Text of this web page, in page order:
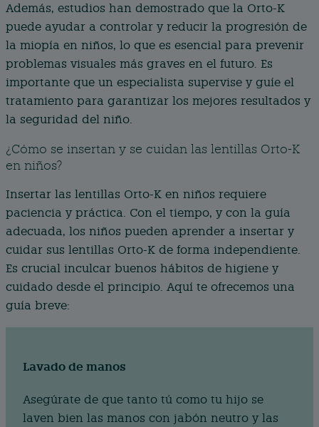
Además, estudios han demostrado que la Orto-K
puede ayudar a controlar y reducir la progresión de
la miopía en niños, lo que es esencial para prevenir
problemas visuales más graves en el futuro. Es
importante que un especialista supervise y guíe el
tratamiento para garantizar los mejores resultados y
la seguridad del niño.
¿Cómo se insertan y se cuidan las lentillas Orto-K
en niños?
Insertar las lentillas Orto-K en niños requiere
paciencia y práctica. Con el tiempo, y con la guía
adecuada, los niños pueden aprender a insertar y
cuidar sus lentillas Orto-K de forma independiente.
Es crucial inculcar buenos hábitos de higiene y
cuidado desde el principio. Aquí te ofrecemos una
guía breve:
Lavado de manos
Asegúrate de que tanto tú como tu hijo se
laven bien las manos con jabón neutro y las